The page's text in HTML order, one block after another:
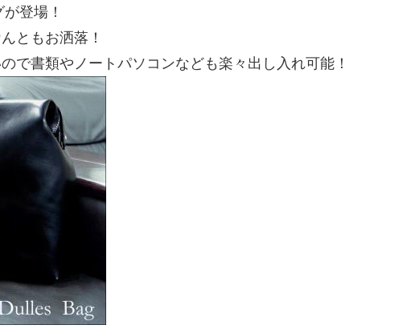
登場！
ともお洒落！
で書類やノートパソコンなども楽々出し入れ可能！